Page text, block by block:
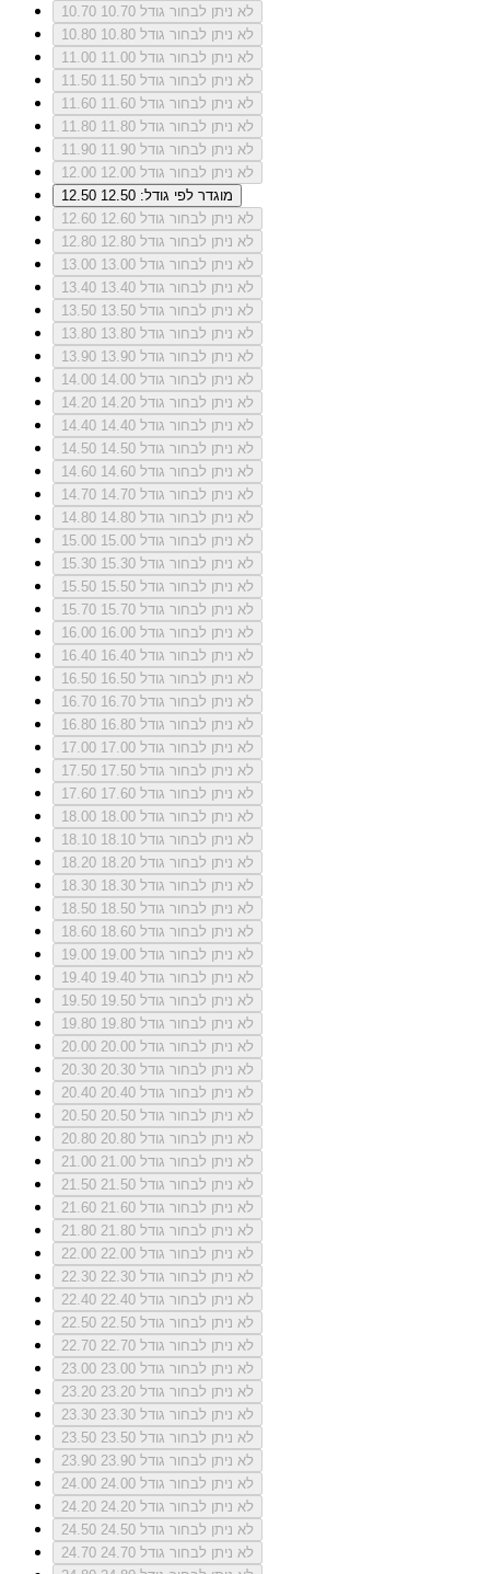
10.70
לא ניתן לבחור גודל 10.70
10.80
לא ניתן לבחור גודל 10.80
11.00
לא ניתן לבחור גודל 11.00
11.50
לא ניתן לבחור גודל 11.50
11.60
לא ניתן לבחור גודל 11.60
11.80
לא ניתן לבחור גודל 11.80
11.90
לא ניתן לבחור גודל 11.90
12.00
לא ניתן לבחור גודל 12.00
12.50
מוגדר לפי גודל: 12.50
12.60
לא ניתן לבחור גודל 12.60
12.80
לא ניתן לבחור גודל 12.80
13.00
לא ניתן לבחור גודל 13.00
13.40
לא ניתן לבחור גודל 13.40
13.50
לא ניתן לבחור גודל 13.50
13.80
לא ניתן לבחור גודל 13.80
13.90
לא ניתן לבחור גודל 13.90
14.00
לא ניתן לבחור גודל 14.00
14.20
לא ניתן לבחור גודל 14.20
14.40
לא ניתן לבחור גודל 14.40
14.50
לא ניתן לבחור גודל 14.50
14.60
לא ניתן לבחור גודל 14.60
14.70
לא ניתן לבחור גודל 14.70
14.80
לא ניתן לבחור גודל 14.80
15.00
לא ניתן לבחור גודל 15.00
15.30
לא ניתן לבחור גודל 15.30
15.50
לא ניתן לבחור גודל 15.50
15.70
לא ניתן לבחור גודל 15.70
16.00
לא ניתן לבחור גודל 16.00
16.40
לא ניתן לבחור גודל 16.40
16.50
לא ניתן לבחור גודל 16.50
16.70
לא ניתן לבחור גודל 16.70
16.80
לא ניתן לבחור גודל 16.80
17.00
לא ניתן לבחור גודל 17.00
17.50
לא ניתן לבחור גודל 17.50
17.60
לא ניתן לבחור גודל 17.60
18.00
לא ניתן לבחור גודל 18.00
18.10
לא ניתן לבחור גודל 18.10
18.20
לא ניתן לבחור גודל 18.20
18.30
לא ניתן לבחור גודל 18.30
18.50
לא ניתן לבחור גודל 18.50
18.60
לא ניתן לבחור גודל 18.60
19.00
לא ניתן לבחור גודל 19.00
19.40
לא ניתן לבחור גודל 19.40
19.50
לא ניתן לבחור גודל 19.50
19.80
לא ניתן לבחור גודל 19.80
20.00
לא ניתן לבחור גודל 20.00
20.30
לא ניתן לבחור גודל 20.30
20.40
לא ניתן לבחור גודל 20.40
20.50
לא ניתן לבחור גודל 20.50
20.80
לא ניתן לבחור גודל 20.80
21.00
לא ניתן לבחור גודל 21.00
21.50
לא ניתן לבחור גודל 21.50
21.60
לא ניתן לבחור גודל 21.60
21.80
לא ניתן לבחור גודל 21.80
22.00
לא ניתן לבחור גודל 22.00
22.30
לא ניתן לבחור גודל 22.30
22.40
לא ניתן לבחור גודל 22.40
22.50
לא ניתן לבחור גודל 22.50
22.70
לא ניתן לבחור גודל 22.70
23.00
לא ניתן לבחור גודל 23.00
23.20
לא ניתן לבחור גודל 23.20
23.30
לא ניתן לבחור גודל 23.30
23.50
לא ניתן לבחור גודל 23.50
23.90
לא ניתן לבחור גודל 23.90
24.00
לא ניתן לבחור גודל 24.00
24.20
לא ניתן לבחור גודל 24.20
24.50
לא ניתן לבחור גודל 24.50
24.70
לא ניתן לבחור גודל 24.70